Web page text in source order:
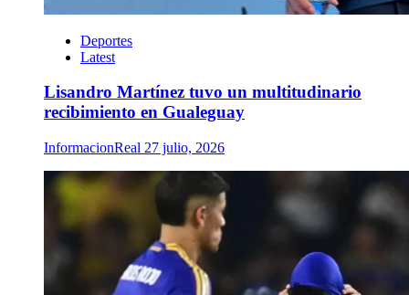
Deportes
Latest
Lisandro Martínez tuvo un multitudinario
recibimiento en Gualeguay
InformacionReal 27 julio, 2026